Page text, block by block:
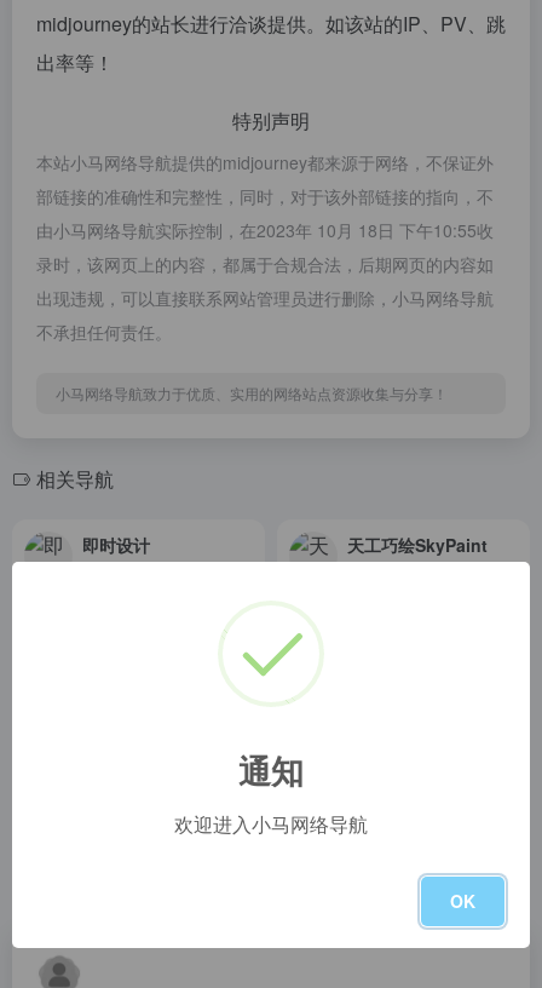
midjourney的站长进行洽谈提供。如该站的IP、PV、跳
出率等！
特别声明
本站小马网络导航提供的midjourney都来源于网络，不保证外
部链接的准确性和完整性，同时，对于该外部链接的指向，不
由小马网络导航实际控制，在2023年 10月 18日 下午10:55收
录时，该网页上的内容，都属于合规合法，后期网页的内容如
出现违规，可以直接联系网站管理员进行删除，小马网络导航
不承担任何责任。
小马网络导航致力于优质、实用的网络站点资源收集与分享！
相关导航
即时设计
即时设计是一款支持在线协作的专业级 UI 设计工具，支持 Sketch、Figma、XD 格式导入，海量优质设计资源即拿即用。支持创建交互原型、获取设计标注，为产设研团队提供一站式协同办公体验。
天工巧绘SkyPaint
天工巧绘SkyPaint
BlueWillow is a free AI artwork generator that creates stunning AI-generated images. Beautiful, unique and inspiring AI pics, photos and art are at your fingertips. Free AI paint alternative to Midjourney.
通知
欢迎进入小马网络导航
OK